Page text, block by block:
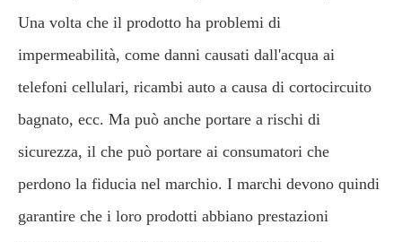
Una volta che il prodotto ha problemi di
impermeabilità, come danni causati dall'acqua ai
telefoni cellulari, ricambi auto a causa di cortocircuito
bagnato, ecc. Ma può anche portare a rischi di
sicurezza, il che può portare ai consumatori che
perdono la fiducia nel marchio. I marchi devono quindi
garantire che i loro prodotti abbiano prestazioni